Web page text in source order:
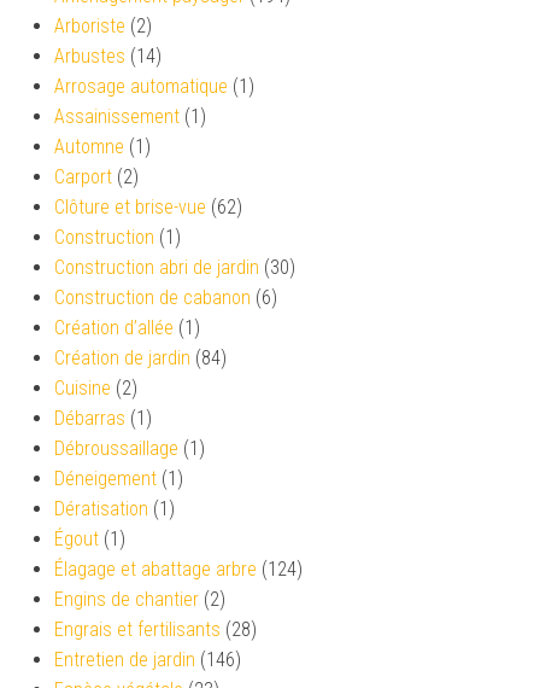
Arboriste (2)
Arbustes (14)
Arrosage automatique (1)
Assainissement (1)
Automne (1)
Carport (2)
Clôture et brise-vue (62)
Construction (1)
Construction abri de jardin (30)
Construction de cabanon (6)
Création d’allée (1)
Création de jardin (84)
Cuisine (2)
Débarras (1)
Débroussaillage (1)
Déneigement (1)
Dératisation (1)
Égout (1)
Élagage et abattage arbre (124)
Engins de chantier (2)
Engrais et fertilisants (28)
Entretien de jardin (146)